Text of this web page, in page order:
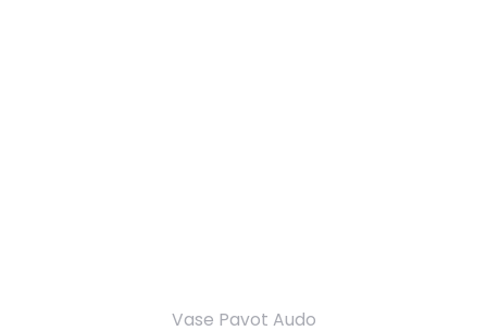
Vase Pavot Audo